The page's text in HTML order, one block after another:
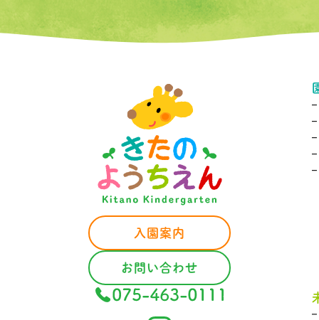
入園案内
お問い合わせ